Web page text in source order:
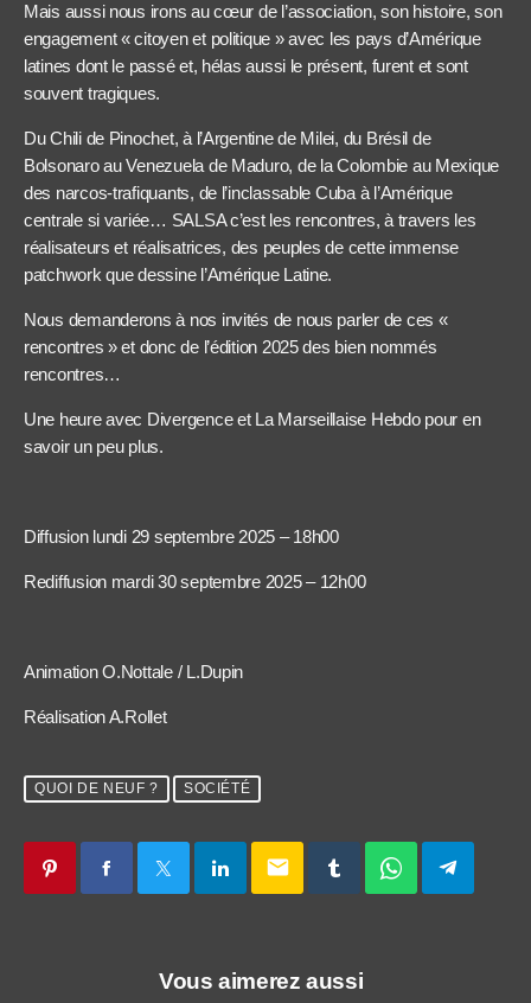
Mais aussi nous irons au cœur de l’association, son histoire, son
engagement « citoyen et politique » avec les pays d’Amérique
latines dont le passé et, hélas aussi le présent, furent et sont
souvent tragiques.
Du Chili de Pinochet, à l’Argentine de Milei, du Brésil de
Bolsonaro au Venezuela de Maduro, de la Colombie au Mexique
des narcos-trafiquants, de l’inclassable Cuba à l’Amérique
centrale si variée… SALSA c’est les rencontres, à travers les
réalisateurs et réalisatrices, des peuples de cette immense
patchwork que dessine l’Amérique Latine.
Nous demanderons à nos invités de nous parler de ces «
rencontres » et donc de l’édition 2025 des bien nommés
rencontres…
Une heure avec Divergence et La Marseillaise Hebdo pour en
savoir un peu plus.
Diffusion lundi 29 septembre 2025 – 18h00
Rediffusion mardi 30 septembre 2025 – 12h00
Animation O.Nottale / L.Dupin
Réalisation A.Rollet
QUOI DE NEUF ? SOCIÉTÉ
email
Vous aimerez aussi